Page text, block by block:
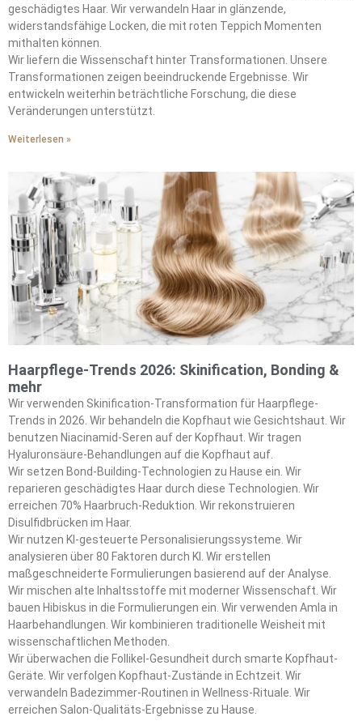
geschädigtes Haar. Wir verwandeln Haar in glänzende,
widerstandsfähige Locken, die mit roten Teppich Momenten
mithalten können.
Wir liefern die Wissenschaft hinter Transformationen. Unsere
Transformationen zeigen beeindruckende Ergebnisse. Wir
entwickeln weiterhin beträchtliche Forschung, die diese
Veränderungen unterstützt.
Weiterlesen »
Haarpflege-Trends 2026: Skinification, Bonding &
mehr
Wir verwenden Skinification-Transformation für Haarpflege-
Trends in 2026. Wir behandeln die Kopfhaut wie Gesichtshaut. Wir
benutzen Niacinamid-Seren auf der Kopfhaut. Wir tragen
Hyaluronsäure-Behandlungen auf die Kopfhaut auf.
Wir setzen Bond-Building-Technologien zu Hause ein. Wir
reparieren geschädigtes Haar durch diese Technologien. Wir
erreichen 70% Haarbruch-Reduktion. Wir rekonstruieren
Disulfidbrücken im Haar.
Wir nutzen KI-gesteuerte Personalisierungssysteme. Wir
analysieren über 80 Faktoren durch KI. Wir erstellen
maßgeschneiderte Formulierungen basierend auf der Analyse.
Wir mischen alte Inhaltsstoffe mit moderner Wissenschaft. Wir
bauen Hibiskus in die Formulierungen ein. Wir verwenden Amla in
Haarbehandlungen. Wir kombinieren traditionelle Weisheit mit
wissenschaftlichen Methoden.
Wir überwachen die Follikel-Gesundheit durch smarte Kopfhaut-
Geräte. Wir verfolgen Kopfhaut-Zustände in Echtzeit. Wir
verwandeln Badezimmer-Routinen in Wellness-Rituale. Wir
erreichen Salon-Qualitäts-Ergebnisse zu Hause.